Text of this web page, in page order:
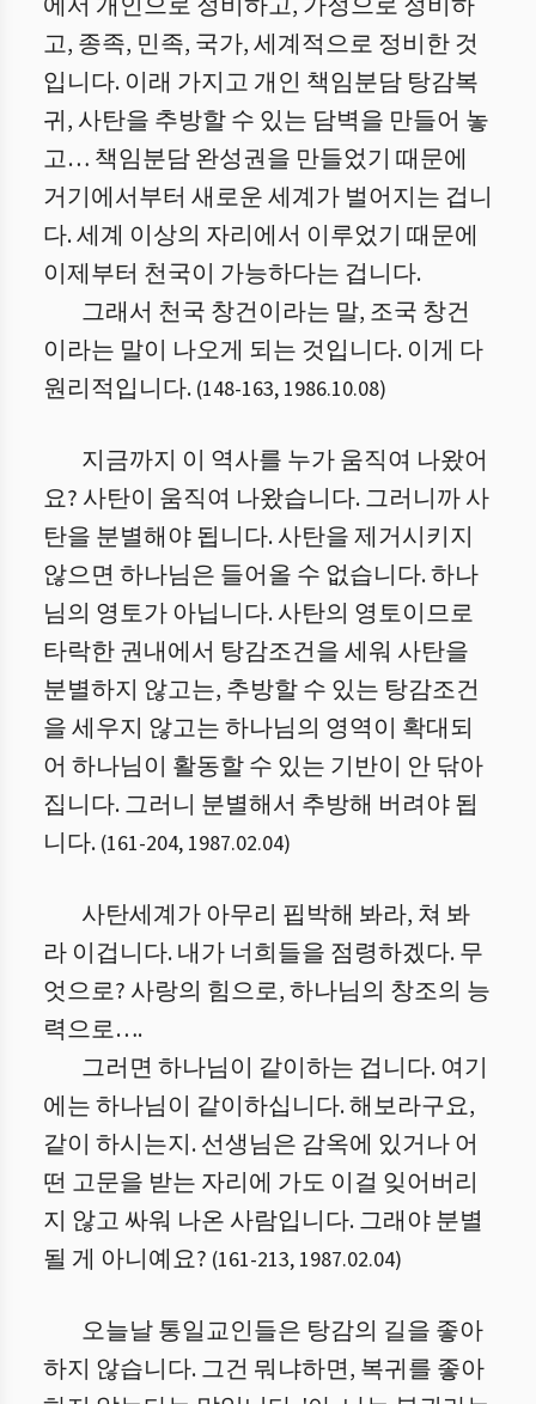
고, 종족, 민족, 국가, 세계적으로 정비한 것
입니다. 이래 가지고 개인 책임분담 탕감복
귀, 사탄을 추방할 수 있는 담벽을 만들어 놓
고… 책임분담 완성권을 만들었기 때문에
거기에서부터 새로운 세계가 벌어지는 겁니
다. 세계 이상의 자리에서 이루었기 때문에
이제부터 천국이 가능하다는 겁니다.
그래서 천국 창건이라는 말, 조국 창건
이라는 말이 나오게 되는 것입니다. 이게 다
원리적입니다. (148-163, 1986.10.08)
지금까지 이 역사를 누가 움직여 나왔어
요? 사탄이 움직여 나왔습니다. 그러니까 사
탄을 분별해야 됩니다. 사탄을 제거시키지
않으면 하나님은 들어올 수 없습니다. 하나
님의 영토가 아닙니다. 사탄의 영토이므로
타락한 권내에서 탕감조건을 세워 사탄을
분별하지 않고는, 추방할 수 있는 탕감조건
을 세우지 않고는 하나님의 영역이 확대되
어 하나님이 활동할 수 있는 기반이 안 닦아
집니다. 그러니 분별해서 추방해 버려야 됩
니다. (161-204, 1987.02.04)
사탄세계가 아무리 핍박해 봐라, 쳐 봐
라 이겁니다. 내가 너희들을 점령하겠다. 무
엇으로? 사랑의 힘으로, 하나님의 창조의 능
력으로….
그러면 하나님이 같이하는 겁니다. 여기
에는 하나님이 같이하십니다. 해보라구요,
같이 하시는지. 선생님은 감옥에 있거나 어
떤 고문을 받는 자리에 가도 이걸 잊어버리
지 않고 싸워 나온 사람입니다. 그래야 분별
될 게 아니예요? (161-213, 1987.02.04)
오늘날 통일교인들은 탕감의 길을 좋아
하지 않습니다. 그건 뭐냐하면, 복귀를 좋아